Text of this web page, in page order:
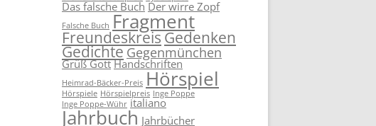
Das falsche Buch Der wirre Zopf
Falsche Buch Fragment
FreundeskreisGedenken
Gedichte Gegenmünchen
Grüß Gott Handschriften
Heimrad-Bäcker-Preis Hörspiel
Hörspiele Hörspielpreis Inge Poppe
Inge Poppe-Wühr italiano
Jahrbuch Jahrbücher